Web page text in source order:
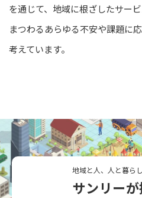
を通じて、 地域に根ざしたサービ
まつわるあらゆる不安や課題に
考えています。
地域と人、人と暮ら
サンリー